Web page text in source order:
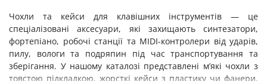
Чохли та кейси для клавішних інструментів — це
спеціалізовані аксесуари, які захищають синтезатори,
фортепіано, робочі станції та MIDI-контролери від ударів,
пилу, вологи та подряпин під час транспортування та
зберігання. У нашому каталозі представлені м’які чохли з
товстою підкладкою, жорсткі кейси з пластику чи фанери,